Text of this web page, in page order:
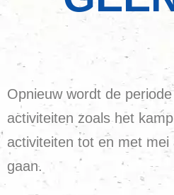
Opnieuw wordt de
activiteiten zoals het
activiteiten tot en met
gaan.